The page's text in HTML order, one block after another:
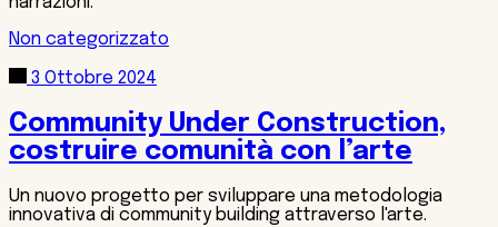
Non categorizzato
3 Ottobre 2024
Community Under Construction,
costruire comunità con l’arte
Un nuovo progetto per sviluppare una metodologia
innovativa di community building attraverso l'arte.